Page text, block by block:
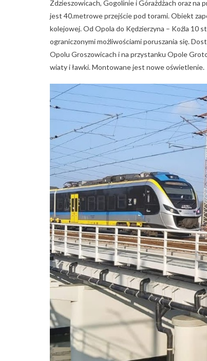
Zdzieszowicach, Gogolinie i Górażdżach oraz
jest 40.metrowe przejście pod torami. Obiekt
kolejowej. Od Opola do Kędzierzyna – Koźla 10
ograniczonymi możliwościami poruszania się.
Opolu Groszowicach i na przystanku Opole
wiaty i ławki. Montowane jest nowe oświetlenie.